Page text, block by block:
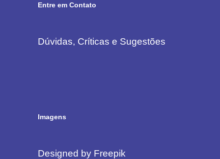
Entre em Contato
Dúvidas, Críticas e Sugestões
Imagens
Designed by Freepik